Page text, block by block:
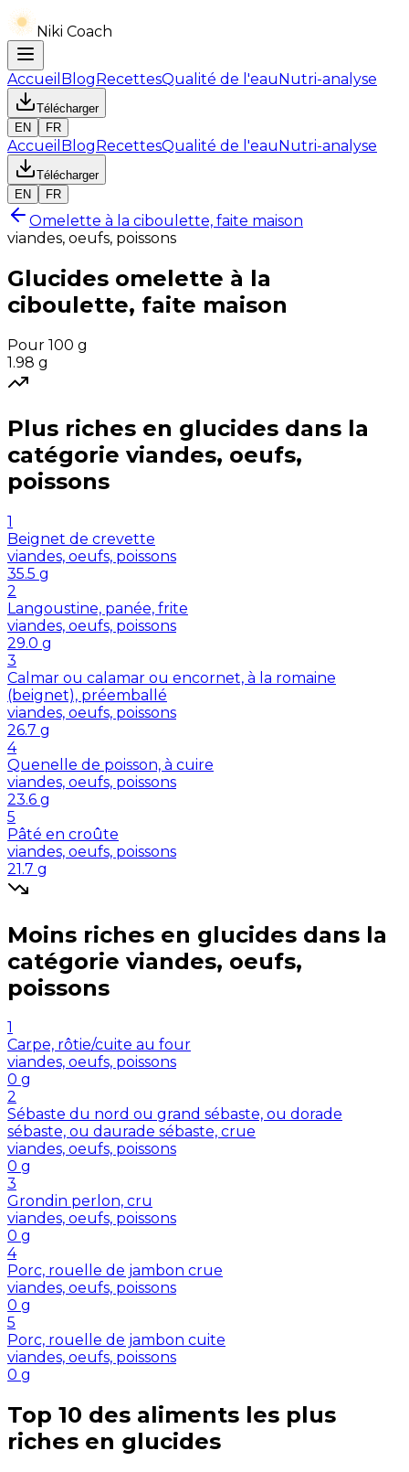
Niki Coach
Accueil BlogRecettesQualité de l'eauNutri-analyse
Télécharger
EN
FR
Accueil BlogRecettesQualité de l'eauNutri-analyse
Télécharger
EN
FR
Omelette à la ciboulette, faite maison
viandes, oeufs, poissons
Glucides omelette à la
ciboulette, faite maison
Pour 100 g
1.98 g
Plus riches en glucides dans la
catégorie viandes, oeufs,
poissons
1
Beignet de crevette
viandes, oeufs, poissons
35.5 g
2
Langoustine, panée, frite
viandes, oeufs, poissons
29.0 g
3
Calmar ou calamar ou encornet, à la romaine
(beignet), préemballé
viandes, oeufs, poissons
26.7 g
4
Quenelle de poisson, à cuire
viandes, oeufs, poissons
23.6 g
5
Pâté en croûte
viandes, oeufs, poissons
21.7 g
Moins riches en glucides dans la
catégorie viandes, oeufs,
poissons
1
Carpe, rôtie/cuite au four
viandes, oeufs, poissons
0 g
2
Sébaste du nord ou grand sébaste, ou dorade
sébaste, ou daurade sébaste, crue
viandes, oeufs, poissons
0 g
3
Grondin perlon, cru
viandes, oeufs, poissons
0 g
4
Porc, rouelle de jambon crue
viandes, oeufs, poissons
0 g
5
Porc, rouelle de jambon cuite
viandes, oeufs, poissons
0 g
Top 10 des aliments les plus
riches en glucides